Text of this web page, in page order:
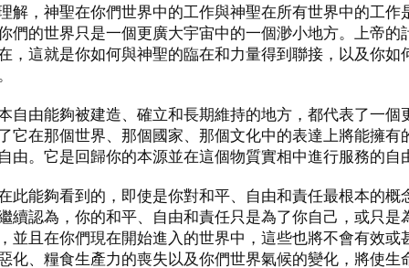
解，神聖在你們世界中的工作與神聖在所有世界中的工
們的世界只是一個更廣大宇宙中的一個渺小地方。上帝
，這就是你如何與神聖的臨在和力量得到聯接，以及你
自由能夠被建造、確立和長期維持的地方，都代表了一
它在那個世界、那個國家、那個文化中的表達上將能擁
由。它是回歸你的本源並在這個物質實相中進行服務的自
此能夠看到的，即使是你對和平、自由和責任最根本的
續認為，你的和平、自由和責任只是為了你自己，或只
並且在你們現在開始進入的世界中，這些也將不會有效
化、糧食生產力的喪失以及你們世界氣候的變化，將使